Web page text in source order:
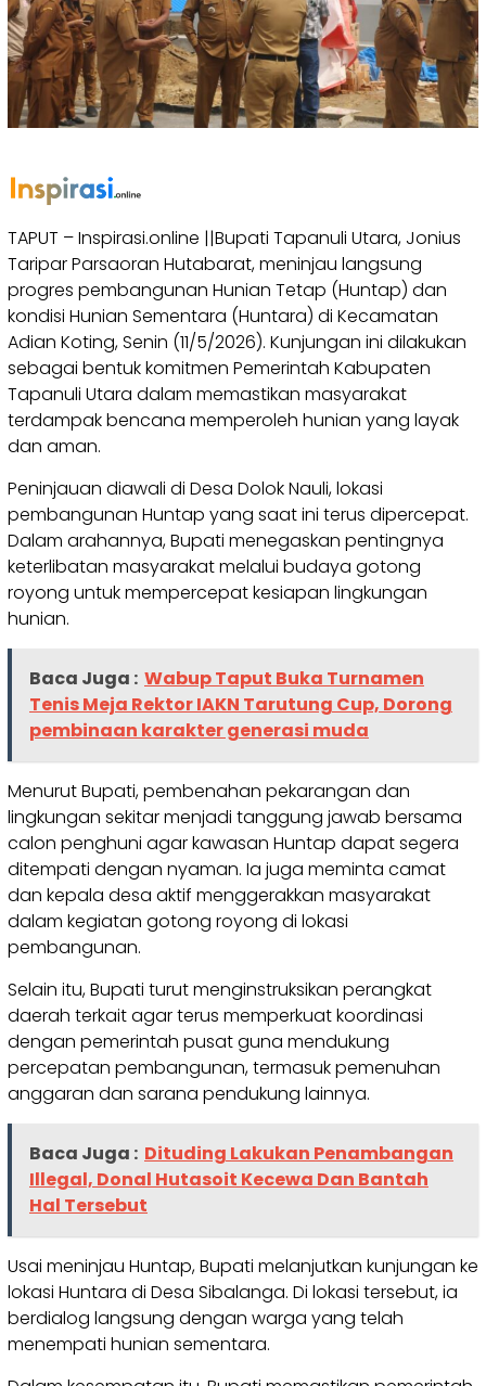
TAPUT – Inspirasi.online ||Bupati Tapanuli Utara, Jonius
Taripar Parsaoran Hutabarat, meninjau langsung
progres pembangunan Hunian Tetap (Huntap) dan
kondisi Hunian Sementara (Huntara) di Kecamatan
Adian Koting, Senin (11/5/2026). Kunjungan ini dilakukan
sebagai bentuk komitmen Pemerintah Kabupaten
Tapanuli Utara dalam memastikan masyarakat
terdampak bencana memperoleh hunian yang layak
dan aman.
Peninjauan diawali di Desa Dolok Nauli, lokasi
pembangunan Huntap yang saat ini terus dipercepat.
Dalam arahannya, Bupati menegaskan pentingnya
keterlibatan masyarakat melalui budaya gotong
royong untuk mempercepat kesiapan lingkungan
hunian.
Baca Juga : Wabup Taput Buka Turnamen
Tenis Meja Rektor IAKN Tarutung Cup, Dorong
pembinaan karakter generasi muda
Menurut Bupati, pembenahan pekarangan dan
lingkungan sekitar menjadi tanggung jawab bersama
calon penghuni agar kawasan Huntap dapat segera
ditempati dengan nyaman. Ia juga meminta camat
dan kepala desa aktif menggerakkan masyarakat
dalam kegiatan gotong royong di lokasi
pembangunan.
Selain itu, Bupati turut menginstruksikan perangkat
daerah terkait agar terus memperkuat koordinasi
dengan pemerintah pusat guna mendukung
percepatan pembangunan, termasuk pemenuhan
anggaran dan sarana pendukung lainnya.
Baca Juga : Dituding Lakukan Penambangan
Illegal, Donal Hutasoit Kecewa Dan Bantah
Hal Tersebut
Usai meninjau Huntap, Bupati melanjutkan kunjungan ke
lokasi Huntara di Desa Sibalanga. Di lokasi tersebut, ia
berdialog langsung dengan warga yang telah
menempati hunian sementara.